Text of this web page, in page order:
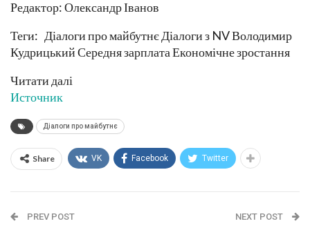
Редактор: Олександр Іванов
Теги: Діалоги про майбутнє Діалоги з NV Володимир
Кудрицький Середня зарплата Економічне зростання
Читати далі
Источник
Діалоги про майбутнє
Share VK Facebook Twitter
PREV POST NEXT POST